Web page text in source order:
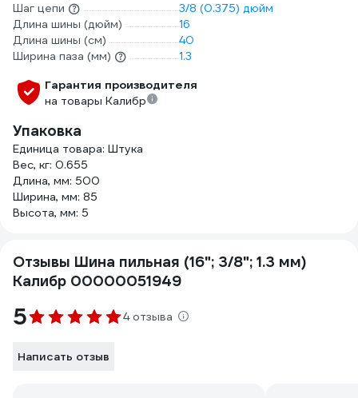
Шаг цепи
3/8 (0.375) дюйм
Длина шины (дюйм)
16
Длина шины (см)
40
Ширина паза (мм)
1.3
Гарантия производителя
на товары Калибр
Упаковка
Единица товара: Штука
Вес, кг: 0.655
Длина, мм: 500
Ширина, мм: 85
Высота, мм: 5
Отзывы Шина пильная (16"; 3/8"; 1.3 мм)
Калибр 00000051949
5 4 отзыва
Написать отзыв